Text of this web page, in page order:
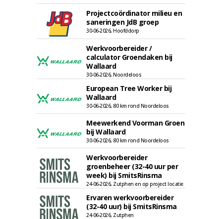
Projectcoördinator milieu en
saneringen JdB groep
30-06-2026, Hoofddorp
Werkvoorbereider /
calculator Groendaken bij
Wallaard
30-06-2026, Noordeloos
European Tree Worker bij
Wallaard
30-06-2026, 80 km rond Noordeloos
Meewerkend Voorman Groen
bij Wallaard
30-06-2026, 80 km rond Noordeloos
Werkvoorbereider
groenbeheer (32-40 uur per
week) bij SmitsRinsma
24-06-2026, Zutphen en op project locatie
Ervaren werkvoorbereider
(32-40 uur) bij SmitsRinsma
24-06-2026, Zutphen